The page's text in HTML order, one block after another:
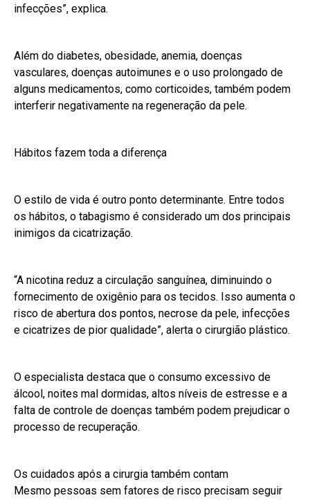
infecções”, explica.
Além do diabetes, obesidade, anemia, doenças
vasculares, doenças autoimunes e o uso prolongado de
alguns medicamentos, como corticoides, também podem
interferir negativamente na regeneração da pele.
Hábitos fazem toda a diferença
O estilo de vida é outro ponto determinante. Entre todos
os hábitos, o tabagismo é considerado um dos principais
inimigos da cicatrização.
“A nicotina reduz a circulação sanguínea, diminuindo o
fornecimento de oxigênio para os tecidos. Isso aumenta o
risco de abertura dos pontos, necrose da pele, infecções
e cicatrizes de pior qualidade”, alerta o cirurgião plástico.
O especialista destaca que o consumo excessivo de
álcool, noites mal dormidas, altos níveis de estresse e a
falta de controle de doenças também podem prejudicar o
processo de recuperação.
Os cuidados após a cirurgia também contam
Mesmo pessoas sem fatores de risco precisam seguir